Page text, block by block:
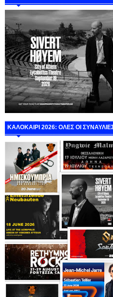
ΚΑΛΟΚΑΙΡΙ 2026: ΟΛΕΣ ΟΙ